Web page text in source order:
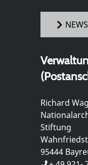
Richard
Stiftung
95444